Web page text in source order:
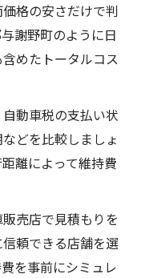
トの内訳と特
分かりやすく
スト節約ポイン
を具体的に検証
イント
の維持費節約
格の安さだけで判
謝野町のように日
めたトータルコス
動車税の支払い状
どを比較しましょ
離によって維持費
売店で見積もりを
頼できる店舗を選
を事前にシミュレ